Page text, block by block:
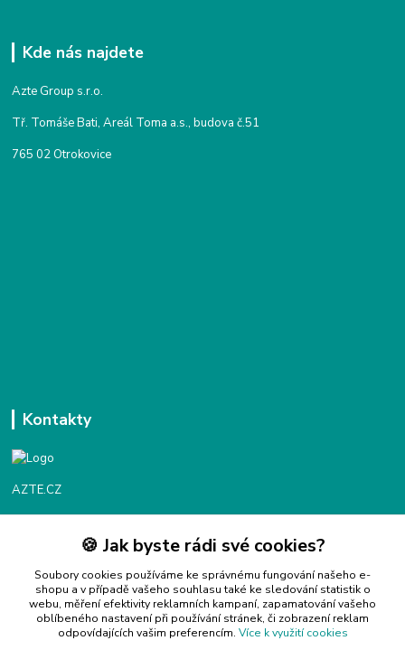
Kde nás najdete
Azte Group s.r.o.
Tř. Tomáše Bati, Areál Toma a.s., budova č.51
765 02 Otrokovice
Kontakty
AZTE.CZ
Objednávky / fakturace
Po - Čt 9:00 - 16:00
Info@azte.cz
🍪 Jak byste rádi své cookies?
Soubory cookies používáme ke správnému fungování našeho e-
shopu a v případě vašeho souhlasu také ke sledování statistik o
webu, měření efektivity reklamních kampaní, zapamatování vašeho
oblíbeného nastavení při používání stránek, či zobrazení reklam
odpovídajících vašim preferencím. Více k využití cookies